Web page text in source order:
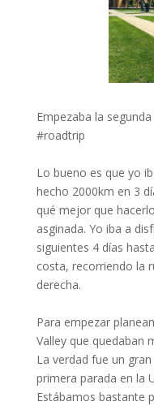
Empezaba la
#roadtrip
Lo bueno es que yo
hecho 2000km en 3
qué mejor que
asginada. Yo iba a
siguientes 4 días
costa, recorriendo la
derecha. ⁣
Para empezar
Valley que quedaban
La verdad fue un
primera parada en la
Estábamos bastante